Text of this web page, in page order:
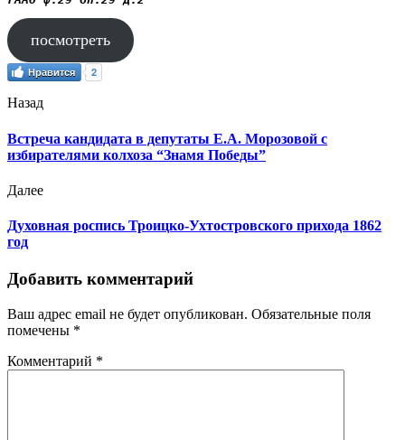
посмотреть
Нравится 2
Назад
Встреча кандидата в депутаты Е.А. Морозовой с
избирателями колхоза “Знамя Победы”
Далее
Духовная роспись Троицко-Ухтостровского прихода 1862
год
Добавить комментарий
Ваш адрес email не будет опубликован. Обязательные поля
помечены *
Комментарий *